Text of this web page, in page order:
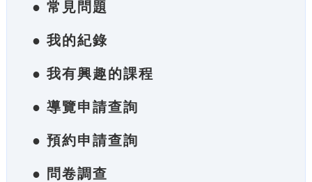
● 常見問題
● 我的紀錄
● 我有興趣的課程
● 導覽申請查詢
● 預約申請查詢
● 問卷調查